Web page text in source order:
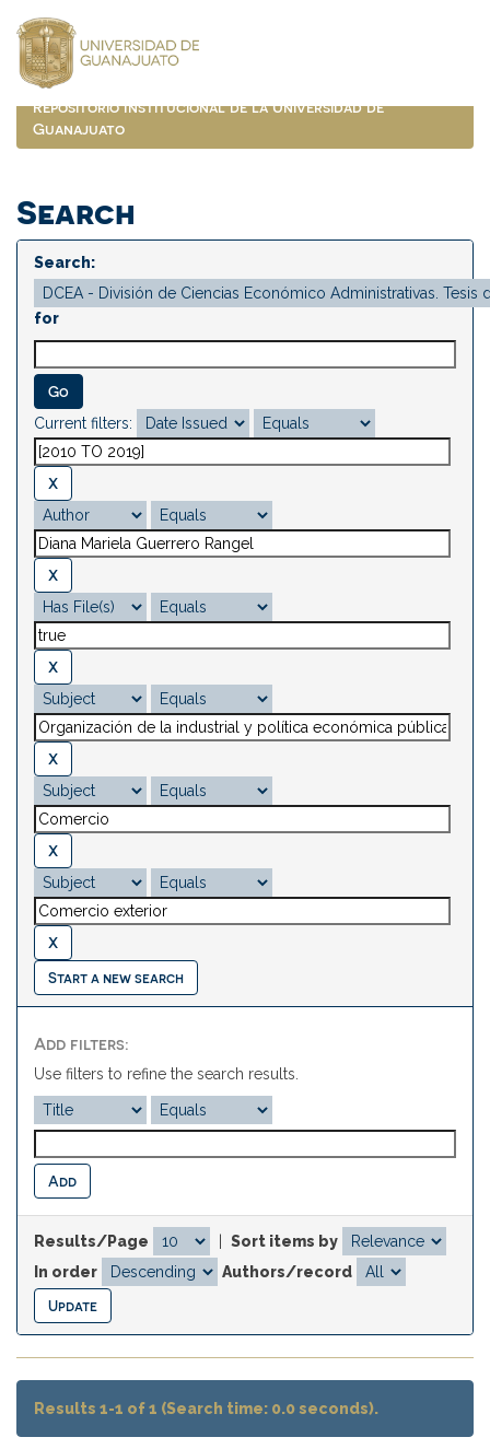
navigation
Repositorio Institucional de la Universidad de
Guanajuato
Search
Search:
for
Current filters:
Start a new search
Add filters:
Use filters to refine the search results.
Results/Page
Sort items by
In order
Authors/record
Results 1-1 of 1 (Search time: 0.0 seconds).